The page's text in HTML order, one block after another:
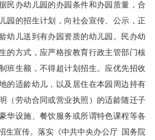
民办幼儿园的办园条件和办园质量，合
园的招生计划，向社会宣传、公示，正
幼儿送到有办园资质的幼儿园。民办幼
的方式，应严格按教育行政主管部门核
班生额，不得超计划招生。应优先招收
的适龄幼儿，以及居住在本园周边持有
（劳动合同或营业执照）的适龄随迁子
华设施、餐饮服务或所谓特色课程等各
生宣传。落实《中共中央办公厅 国务院